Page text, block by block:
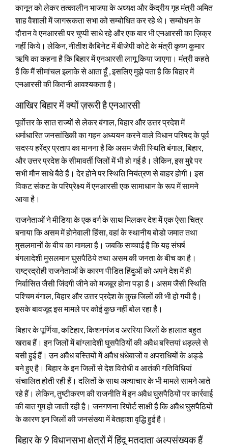
कानून को लेकर तत्कालीन भाजपा के अध्यक्ष और केंद्रीय गृह मंत्री अमित
शाह वैशाली में जागरूकता सभा को सम्बोधित कर रहे थे। सम्बोधन के
दौरान वे एनआरसी पर चुप्पी साधे रहे और एक बार भी एनआरसी का ज़िक्र
नहीं किये। लेकिन, नीतीश कैबिनेट में बीजेपी कोटे के मंत्री कृष्ण कुमार
ऋषि का कहना है कि बिहार में एनआरसी लागू किया जाएगा। मंत्री कहते
हैं कि मैं सीमांचल इलाके से आता हूँ , इसलिए मुझे पता है कि बिहार में
एनआरसी की कितनी आवश्यकता है।
आखिर बिहार में क्यों ज़रूरी है एनआरसी
पूर्वोत्तर के सात राज्यों से लेकर बंगाल, बिहार और उत्तर प्रदेश में
धर्माधारित जनसांख्किी का गहन अध्ययन करने वाले विधान परिषद के पूर्व
सदस्य हरेंद्र प्रताप का मानना है कि असम जैसी स्थिति बंगाल, बिहार,
और उत्तर प्रदेश के सीमावर्ती जिलों में भी हो गई है। लेकिन, इस मुद्दे पर
सभी मौन साधे बैठे हैं। देर होने पर स्थिति नियंत्रण से बाहर होगी। इस
विकट संकट के परिप्रेक्ष्य में एनआरसी एक सामाधान के रूप में सामने
आया है।
राजनेताओं ने मीडिया के एक वर्ग के साथ मिलकर देश मेें एक ऐसा चित्र
बनाया कि असम में होनेवाली हिंसा, वहां के स्थानीय बोडो जमात तथा
मुसलमानों के बीच का मामला है। जबकि सच्चाई है कि यह संघर्ष
बंगलादेशी मुसलमान घुसपैठिये तथा असम की जनता के बीच का है।
राष्ट्रद्रोही राजनेताओं के कारण पीडित हिंदुओं को अपने देश में ही
निर्वासित जैसी जिंदगी जीने को मजबूर होना पड़ा है। असम जैसी स्थिति
पश्चिम बंगाल, बिहार और उत्तर प्रदेश के कुछ जिलों की भी हो गयी है।
इसके बावजूद इस मामले पर कोई कुछ नहीं बोल रहा हैै।
बिहार के पूर्णिया, कटिहार, किशनगंज व अररिया जिलों के हालात बहुत
खराब हैं। इन जिलों में बांग्लादेशी घुसपैठियों की अवैध बस्तियां धड़ल्ले से
बसी हुई हैं। उन अवैध बस्तियों में अवैध धंधेबाजों व अपराधियों के अड्डे
बने हुए है। बिहार के इन जिलों से देश विरोधी व आतंकी गतिविधियां
संचालित होती रही हैं। दलितों के साथ अत्याचार के भी मामले सामने आते
रहे हैं। लेकिन, तुष्टीकरण की राजनीति में इन अवैध घुसपैठियों पर कार्रवाई
की बात गुम हो जाती रही है। जनगणना रिपोर्ट साक्षी है कि अवैध घुसपैठियों
के कारण इन जिलों की जनसंख्या में बेतहाशा वृद्धि हुई है।
बिहार के 9 विधानसभा क्षेत्रों में हिंदू मतदाता अल्पसंख्यक हैं